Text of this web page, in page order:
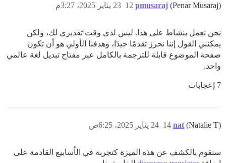
pmusaraj (Penar Musaraj) 23 يناير 2025، 3:27م 12
نحن نعمل بنشاط على هذا. ليس لدي وقت تقديري لك، ولكن
يمكنني القول إننا نحرز تقدمًا جيدًا، وهدفنا الأولي هو أن تكون
صفحة الموضوع قابلة للترجمة بالكامل عبر مفتاح تبديل لغة عالمي
واحد.
7 إعجابات
nat (Natalie T) 24 يناير 2025، 6:25ص 14
سنقوم بالكشف عن هذه الميزة كتجربة في الأسابيع القادمة على